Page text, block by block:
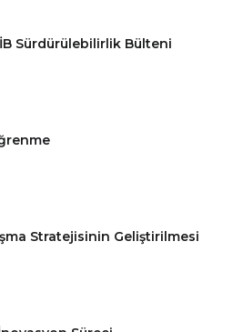
Sürdürülebilirlik Bülteni
Stratejisinin Geliştirilmesi